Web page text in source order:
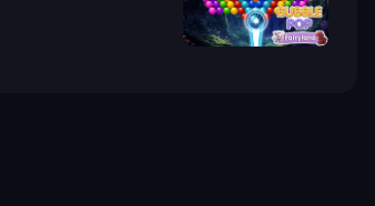
Bubble Pop Fairyland